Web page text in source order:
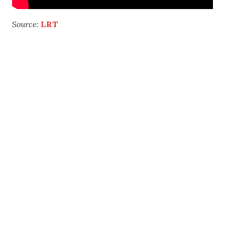
Source: LRT